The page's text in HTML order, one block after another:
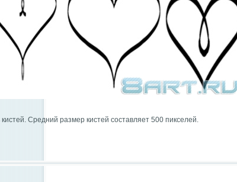
Средний размер кистей составляет 500 пикселей.